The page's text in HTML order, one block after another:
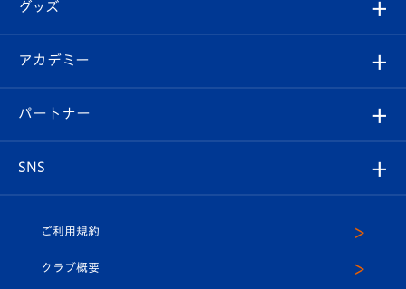
チケット
イベント
メディア
ホームタウン
スタッフプロフィール
マスコット紹介
Revive Team
ヴィヴィくんの長崎おもてなしガイド
フォトギャラリー
スタジアムグルメ
V-LOVERS（ファンクラブ）
プレイヤーズスイート
グッズ
オンラインショップ
店舗情報
アカデミー
育成からのお知らせ
U-18
パートナー
SNS
ヴィヴィくんインスタグラム
ご利用規約
クラブ概要